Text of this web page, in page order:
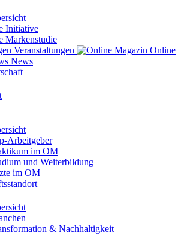
Initiative
Markenstudie
Veranstaltungen
Online
News
Arbeitgeber
im OM
und Weiterbildung
im OM
& Nachhaltigkeit